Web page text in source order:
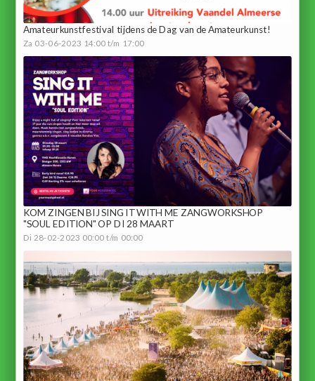
Amateurkunstfestival tijdens de Dag van de Amateurkunst!
Za 03-06-2023 14:00 t/m 17:00
KOM ZINGEN BIJ SING IT WITH ME ZANGWORKSHOP
"SOUL EDITION" OP DI 28 MAART
Di 28-02-2023 00:00 t/m 00:00